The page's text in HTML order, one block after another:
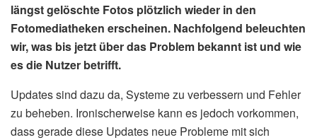
längst gelöschte Fotos plötzlich wieder in den
Fotomediatheken erscheinen. Nachfolgend beleuchten
wir, was bis jetzt über das Problem bekannt ist und wie
es die Nutzer betrifft.
Updates sind dazu da, Systeme zu verbessern und Fehler
zu beheben. Ironischerweise kann es jedoch vorkommen,
dass gerade diese Updates neue Probleme mit sich